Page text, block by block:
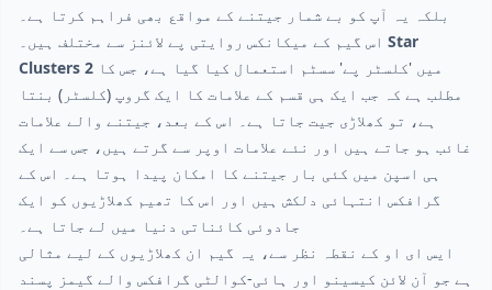
بلکہ یہ آپ کو بے شمار جیتنے کے مواقع بھی فراہم کرتا ہے۔
Star
Clusters 2
مطلب ہے کہ جب ایک ہی قسم کے علامات کا ایک گروپ (کلسٹر) بنتا
ہے، تو کھلاڑی جیت جاتا ہے۔ اس کے بعد، جیتنے والے علامات
غائب ہو جاتے ہیں اور نئے علامات اوپر سے گرتے ہیں، جس سے ایک
ہی اسپن میں کئی بار جیتنے کا امکان پیدا ہوتا ہے۔ اس کے
گرافکس انتہائی دلکش ہیں اور اس کا تھیم کھلاڑیوں کو ایک
جادوئی کائناتی دنیا میں لے جاتا ہے۔
ایس ای او کے نقطہ نظر سے، یہ گیم ان کھلاڑیوں کے لیے مثالی
ہے جو آن لائن کیسینو اور ہائی-کوالٹی گرافکس والے گیمز پسند